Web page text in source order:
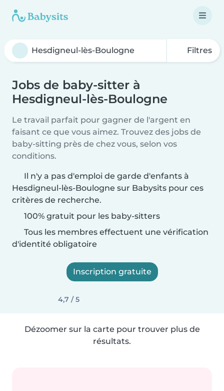
Filtres
Jobs de baby-sitter à
Hesdigneul-lès-Boulogne
Le travail parfait pour gagner de l'argent en
faisant ce que vous aimez. Trouvez des jobs de
baby-sitting près de chez vous, selon vos
conditions.
Il n'y a pas d'emploi de garde d'enfants à
Hesdigneul-lès-Boulogne sur Babysits pour ces
critères de recherche.
100% gratuit pour les baby-sitters
Tous les membres effectuent une vérification
d'identité obligatoire
Inscription gratuite
4,7 / 5
Dézoomer sur la carte pour trouver plus de
résultats.